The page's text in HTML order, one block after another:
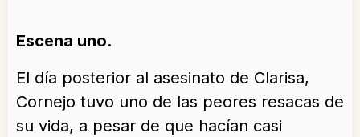
Escena uno.
El día posterior al asesinato de Clarisa,
Cornejo tuvo uno de las peores resacas de
su vida, a pesar de que hacían casi